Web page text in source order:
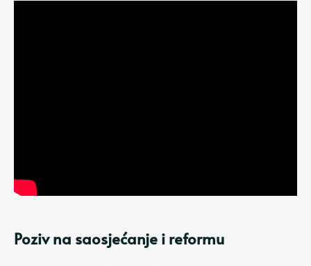
Poziv na saosjećanje i reformu